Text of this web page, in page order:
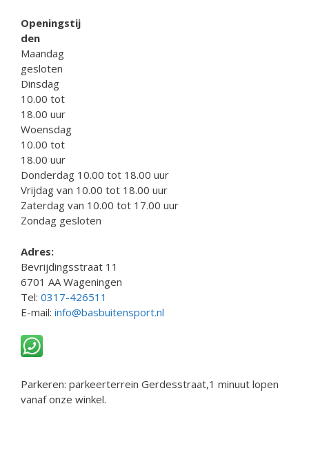
Openingstij
den
Maandag
gesloten
Dinsdag
10.00 tot
18.00 uur
Woensdag
10.00 tot
18.00 uur
Donderdag 10.00 tot 18.00 uur
Vrijdag van 10.00 tot 18.00 uur
Zaterdag van 10.00 tot 17.00 uur
Zondag gesloten
Adres:
Bevrijdingsstraat 11
6701 AA Wageningen
Tel: 0317-426511
E-mail: info@basbuitensport.nl
Parkeren: parkeerterrein Gerdesstraat,1 minuut lopen
vanaf onze winkel.